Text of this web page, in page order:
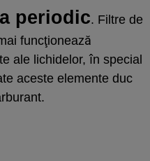
periodic. Filtre de
funcţionează
ale lichidelor, în special
aceste elemente duc